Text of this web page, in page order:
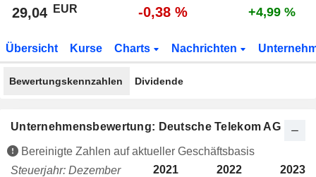
29,04 EUR -0,38 % +4,99 %
Übersicht Kurse Charts Nachrichten
Bewertungskennzahlen Dividende
Unternehmensbewertung: Deutsche Telekom AG
Bereinigte Zahlen auf aktueller Geschäftsbasis
Steuerjahr: Dezember
2021 2022
2023